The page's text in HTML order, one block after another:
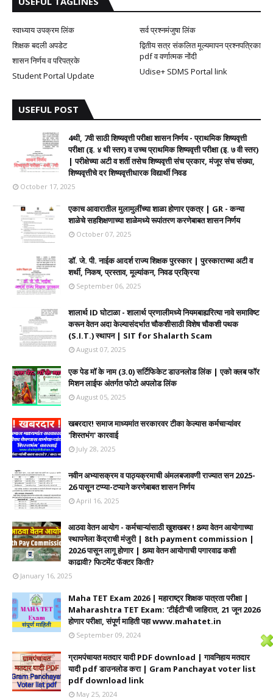
स्वाध्याय उपक्रम लिंक
सर्व प्रश्नमंजुषा लिंक
शिक्षक बदली अपडेट
द्वितीय सत्र संकलित मूल्यमापन प्रश्नपत्रिका
pdf व वर्णात्मक नोंदी
शासन निर्णय व परिपत्रके
Udise+ SDMS Portal link
Student Portal Update
USEFUL POST
4थी, 7वी साठी शिष्यवृत्ती परीक्षा शासन निर्णय - प्राथमिक शिष्यवृत्ती
परीक्षा (इ. ४ थी स्तर) व उच्च प्राथमिक शिष्यवृत्ती परीक्षा (इ. ७ वी स्तर)
| परीक्षेच्या अटी व शर्ती तसेच शिष्यवृत्ती संच प्रकार, मंजूर संच संख्या,
शिष्यवृत्तीचे दर शिष्यवृत्तीधारक विद्यार्थी निवड
October 17, 2025
एकाच आवारातील मुलामुलींच्या शाळा होणार एकत्र | GR - कन्या
शाळेचे सहशिक्षणाच्या शाळेमध्ये रूपांतरण करणेबाबत शासन निर्णय
October 07, 2025
डॉ. जे. पी. नाईक आदर्श राज्य शिक्षक पुरस्कार | पुरस्काराच्या अटी व
शर्थी, निकष, प्रस्ताव, मूल्यांकन, निवड प्रक्रिया
September 06, 2025
शालार्थ ID घोटाळा - शालार्थ प्रणालीमध्ये नियमबाह्यरित्या नावे समाविष्ट
करून वेतन अदा केल्यासंदर्भात चौकशीसाठी विशेष चौकशी पथक
(S.I.T.) स्थापन | SIT for Shalarth Scam
August 07, 2025
एक पेड मॉ के नाम (3.0) सर्टिफिकेट डाउनलोड लिंक | एको क्लब फॉर
मिशन लाईफ अंतर्गत फोटो अपलोड लिंक
August 05, 2025
खबरदार! समाज माध्यमांत सरकारवर टीका केल्यास कर्मचाऱ्यांवर
'शिस्तभंग' कारवाई
July 28, 2025
नवीन अभ्यासक्रम व पाठ्यक्रमाची अंमलबजावणी राज्यात सन 2025-
26 पासून टप्प्या-टप्याने करणेबाबत शासन निर्णय
April 16, 2025
आठवा वेतन आयोग - कर्मचाऱ्यांसाठी खुशखबर ! 8व्या वेतन आयोगाच्या
स्थापनेला केंद्राची मंजुरी | 8th payment commission |
2026 पासून लागू होणार | 8व्या वेतन आयोगाची पगारवाढ कशी
काढावी? फिटमेंट फॅक्टर किती?
January 16, 2025
Maha TET Exam 2026 | महाराष्ट्र शिक्षक पात्रता परीक्षा |
Maharashtra TET Exam: 'टीईटी'ची जाहिरात, 21 जून 2026
होणार परीक्षा, संपूर्ण माहिती पहा www.mahatet.in
September 09, 2024
ग्रामपंचायत मतदार यादी PDF download | गावनिहाय मतदार
यादी pdf डाउनलोड करा | Gram Panchayat voter list
pdf download link
May 25, 2024